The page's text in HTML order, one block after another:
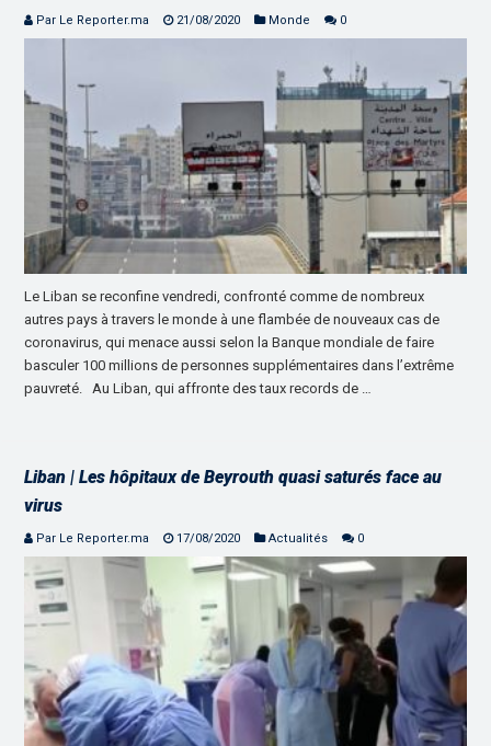
Par Le Reporter.ma 21/08/2020 Monde 0
Le Liban se reconfine vendredi, confronté comme de nombreux
autres pays à travers le monde à une flambée de nouveaux cas de
coronavirus, qui menace aussi selon la Banque mondiale de faire
basculer 100 millions de personnes supplémentaires dans l’extrême
pauvreté. Au Liban, qui affronte des taux records de …
Liban | Les hôpitaux de Beyrouth quasi saturés face au
virus
Par Le Reporter.ma 17/08/2020 Actualités 0